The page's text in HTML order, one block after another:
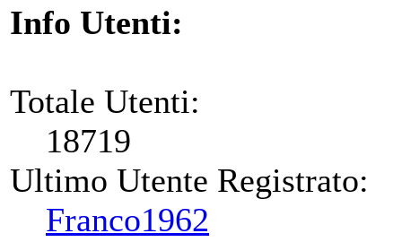
Info Utenti:
Totale Utenti:
18719
Ultimo Utente Registrato:
Franco1962